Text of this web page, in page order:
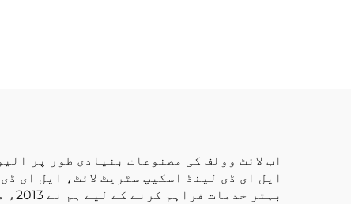
اب لائٹ وولف کی مصنوعات بنیادی طور پر
ایل ای ڈی لینڈ اسکیپ سٹریٹ لائٹ، ایل ای